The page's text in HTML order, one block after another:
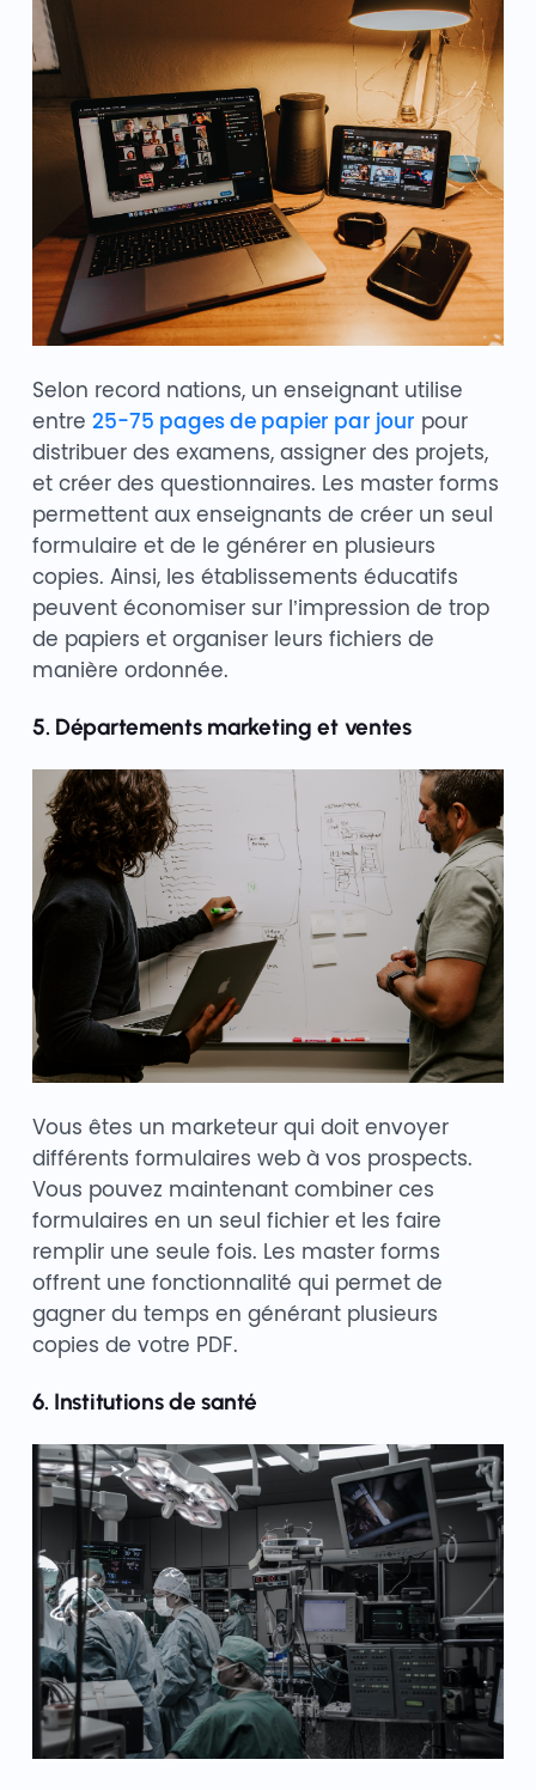
Selon record nations, un enseignant utilise
entre 25-75 pages de papier par jour pour
distribuer des examens, assigner des projets,
et créer des questionnaires. Les master forms
permettent aux enseignants de créer un seul
formulaire et de le générer en plusieurs
copies. Ainsi, les établissements éducatifs
peuvent économiser sur l’impression de trop
de papiers et organiser leurs fichiers de
manière ordonnée.
5. Départements marketing et ventes
Vous êtes un marketeur qui doit envoyer
différents formulaires web à vos prospects.
Vous pouvez maintenant combiner ces
formulaires en un seul fichier et les faire
remplir une seule fois. Les master forms
offrent une fonctionnalité qui permet de
gagner du temps en générant plusieurs
copies de votre PDF.
6. Institutions de santé